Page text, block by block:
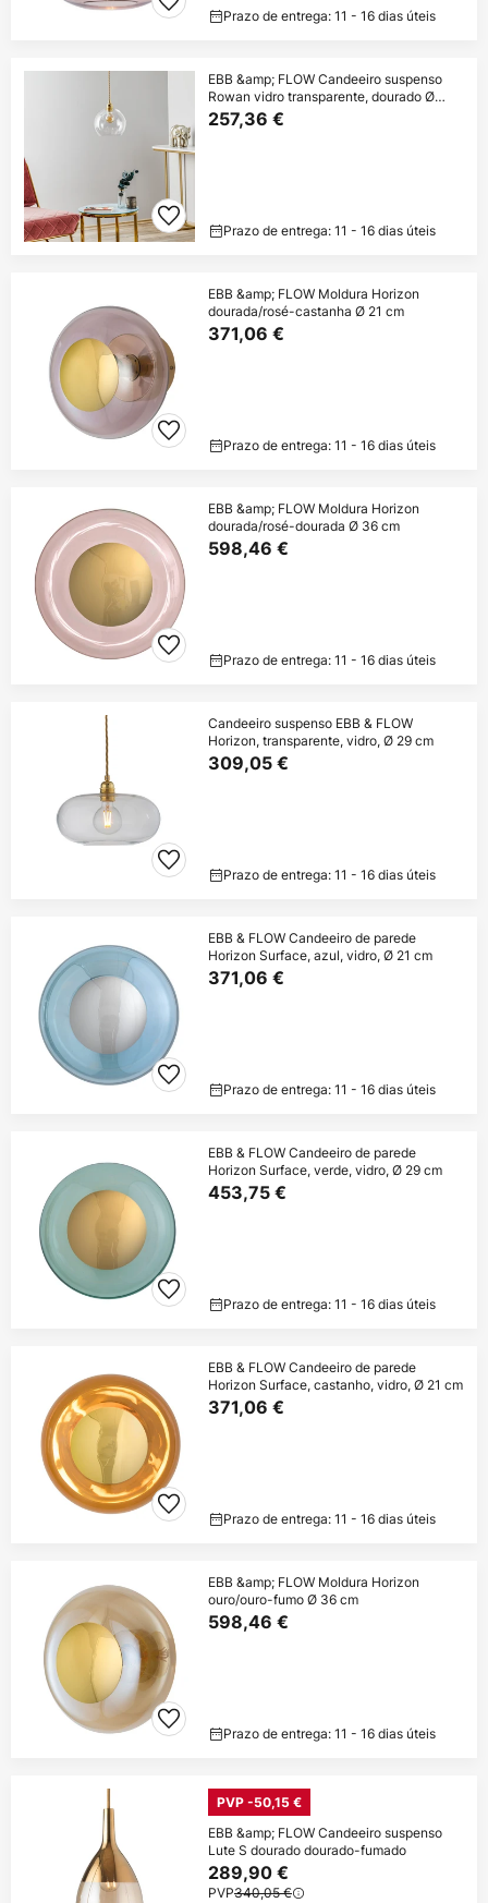
Prazo de entrega: 11 - 16 dias úteis
EBB &amp; FLOW Candeeiro suspenso
Rowan vidro transparente, dourado Ø
22cm
257,36 €
Prazo de entrega: 11 - 16 dias úteis
EBB &amp; FLOW Moldura Horizon
dourada/rosé-castanha Ø 21 cm
371,06 €
Prazo de entrega: 11 - 16 dias úteis
EBB &amp; FLOW Moldura Horizon
dourada/rosé-dourada Ø 36 cm
598,46 €
Prazo de entrega: 11 - 16 dias úteis
Candeeiro suspenso EBB & FLOW
Horizon, transparente, vidro, Ø 29 cm
309,05 €
Prazo de entrega: 11 - 16 dias úteis
EBB & FLOW Candeeiro de parede
Horizon Surface, azul, vidro, Ø 21 cm
371,06 €
Prazo de entrega: 11 - 16 dias úteis
EBB & FLOW Candeeiro de parede
Horizon Surface, verde, vidro, Ø 29 cm
453,75 €
Prazo de entrega: 11 - 16 dias úteis
EBB & FLOW Candeeiro de parede
Horizon Surface, castanho, vidro, Ø 21 cm
371,06 €
Prazo de entrega: 11 - 16 dias úteis
EBB &amp; FLOW Moldura Horizon
ouro/ouro-fumo Ø 36 cm
598,46 €
Prazo de entrega: 11 - 16 dias úteis
PVP -50,15 €
EBB &amp; FLOW Candeeiro suspenso
Lute S dourado dourado-fumado
289,90 €
PVP340,05 €